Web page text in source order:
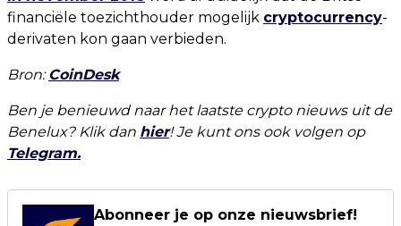
financiële toezichthouder mogelijk cryptocurrency-
derivaten kon gaan verbieden.
Bron:CoinDesk
Ben je benieuwd naar het laatste crypto nieuws uit de
Benelux? Klik dan hier! Je kunt ons ook volgen op
Telegram.
Abonneer je op onze nieuwsbrief!